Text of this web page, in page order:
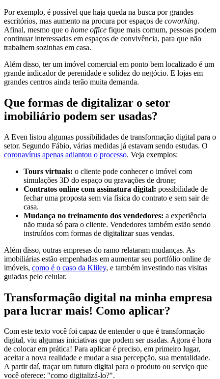
Por exemplo, é possível que haja queda na busca por grandes
escritórios, mas aumento na procura por espaços de coworking.
Afinal, mesmo que o home office fique mais comum, pessoas podem
continuar interessadas em espaços de convivência, para que não
trabalhem sozinhas em casa.
Além disso, ter um imóvel comercial em ponto bem localizado é um
grande indicador de perenidade e solidez do negócio. E lojas em
grandes centros ainda terão muita demanda.
Que formas de digitalizar o setor
imobiliário podem ser usadas?
A Even listou algumas possibilidades de transformação digital para o
setor. Segundo Fábio, várias medidas já estavam sendo estudas. O
coronavírus apenas adiantou o processo. Veja exemplos:
Tours virtuais: o cliente pode conhecer o imóvel com
simulações 3D do espaço ou gravações de drone;
Contratos online com assinatura digital: possibilidade de
fechar uma proposta sem via física do contrato e sem sair de
casa.
Mudança no treinamento dos vendedores: a experiência
não muda só para o cliente. Vendedores também estão sendo
instruídos com formas de digitalizar suas vendas.
Além disso, outras empresas do ramo relataram mudanças. As
imobiliárias estão empenhadas em aumentar seu portfólio online de
imóveis, como é o caso da Kliley, e também investindo nas visitas
guiadas pelo celular.
Transformação digital na minha empresa
para lucrar mais! Como aplicar?
Com este texto você foi capaz de entender o que é transformação
digital, viu algumas iniciativas que podem ser usadas. Agora é hora
de colocar em prática! Para aplicar é preciso, em primeiro lugar,
aceitar a nova realidade e mudar a sua percepção, sua mentalidade.
A partir daí, traçar um futuro digital para o produto ou serviço que
você oferece: "como digitalizá-lo?".